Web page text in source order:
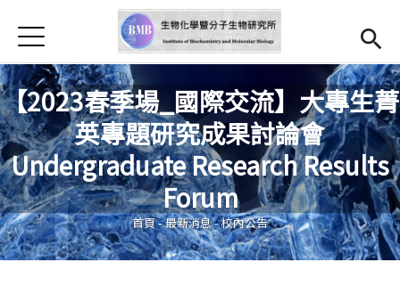
首頁
最新消息
本所簡介
Open
師資
研究亮點
Open submenu (學生專區)
學生專區
Jump to Navigation
Jump to Main content
【2023春季場_國際交流】大專生菁
英專題研究成果討論會
Undergraduate Research Results
Forum
您在這裡
首頁-最新消息-校內公告